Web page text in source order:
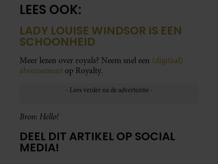
LEES OOK:
LADY LOUISE WINDSOR IS EEN
SCHOONHEID
Meer lezen over royals? Neem snel een (digitaal)
abonnement op Royalty.
Bron: Hello!
DEEL DIT ARTIKEL OP SOCIAL
MEDIA!